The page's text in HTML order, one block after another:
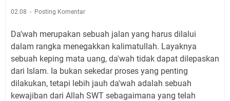
02.08 Posting Komentar
Da'wah merupakan sebuah jalan yang harus dilalui
dalam rangka menegakkan kalimatullah. Layaknya
sebuah keping mata uang, da'wah tidak dapat dilepaskan
dari Islam. Ia bukan sekedar proses yang penting
dilakukan, tetapi lebih jauh da'wah adalah sebuah
kewajiban dari Allah SWT sebagaimana yang telah